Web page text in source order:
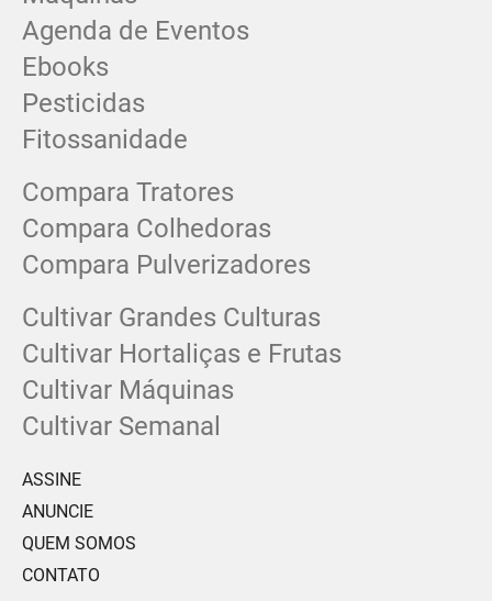
Agenda de Eventos
Ebooks
Pesticidas
Fitossanidade
Compara Tratores
Compara Colhedoras
Compara Pulverizadores
Cultivar Grandes Culturas
Cultivar Hortaliças e Frutas
Cultivar Máquinas
Cultivar Semanal
ASSINE
ANUNCIE
QUEM SOMOS
CONTATO